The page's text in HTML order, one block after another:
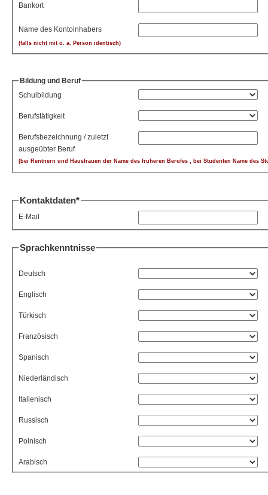
Bankort
Name des Kontoinhabers
(falls nicht mit o. a. Person identisch)
Bildung und Beruf
Schulbildung
Berufstätigkeit
Berufsbezeichnung / zuletzt
ausgeübter Beruf
(bei Rentnern und Hausfrauen der Name des früheren Berufes , bei
Kontaktdaten*
E-Mail
Sprachkenntnisse
Deutsch
Englisch
Türkisch
Französisch
Spanisch
Niederländisch
Italienisch
Russisch
Polnisch
Arabisch